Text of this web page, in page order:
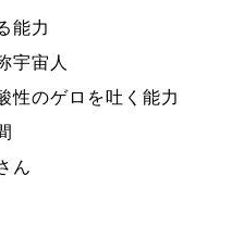
能力
宇宙人
性のゲロを吐く能力
ん